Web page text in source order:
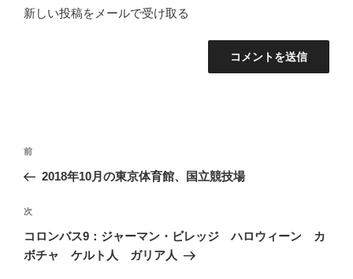
新しい投稿をメールで受け取る
投
ナ
ビ
ゲ
ー
前
の
稿
前
2018年10月の東京体育館、国立競技場
次
の
投
次
コロンバス9：ジャーマン・ビレッジ ハロウィーン カ
ボチャ ケルト人 ガリア人